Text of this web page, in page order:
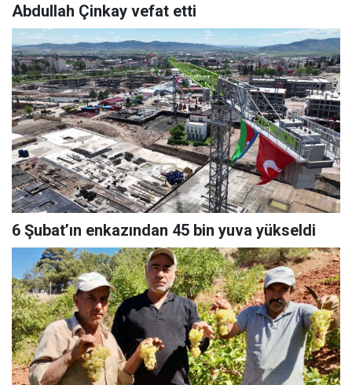
Abdullah Çinkay vefat etti
6 Şubat’ın enkazından 45 bin yuva yükseldi